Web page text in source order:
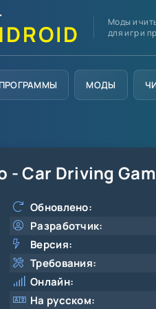
Моды и
для игр и
ПРОГРАММЫ МОДЫ
- Car Driving
Обновлено:
Разработчик:
Версия:
Требования:
Онлайн:
На русском: